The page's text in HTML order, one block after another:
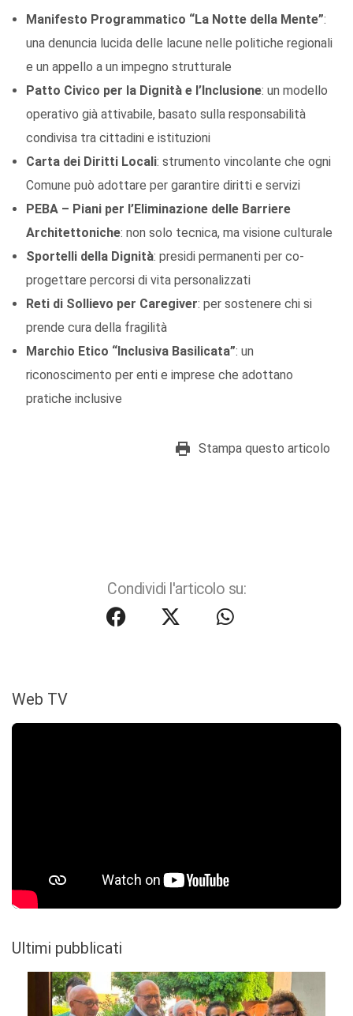
Manifesto Programmatico “La Notte della Mente”:
una denuncia lucida delle lacune nelle politiche regionali
e un appello a un impegno strutturale
Patto Civico per la Dignità e l’Inclusione: un modello
operativo già attivabile, basato sulla responsabilità
condivisa tra cittadini e istituzioni
Carta dei Diritti Locali: strumento vincolante che ogni
Comune può adottare per garantire diritti e servizi
PEBA – Piani per l’Eliminazione delle Barriere
Architettoniche: non solo tecnica, ma visione culturale
Sportelli della Dignità: presidi permanenti per co-
progettare percorsi di vita personalizzati
Reti di Sollievo per Caregiver: per sostenere chi si
prende cura della fragilità
Marchio Etico “Inclusiva Basilicata”: un
riconoscimento per enti e imprese che adottano
pratiche inclusive
Stampa questo articolo
Condividi l'articolo su:
Web TV
Ultimi pubblicati